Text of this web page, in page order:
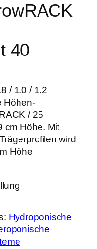
40
/ 1.0 / 1.2
Höhen-
/ 25
cm Höhe. Mit
wird
Höhe
Hydroponische